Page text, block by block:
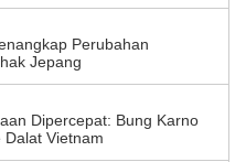
Perubahan
Jepang
Dipercepat: Bung Karno
Vietnam